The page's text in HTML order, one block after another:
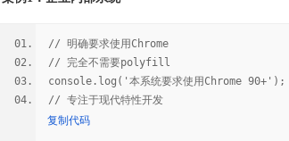
// 明确要求使用Chrome
// 完全不需要polyfill
console.log('本系统要求使用Chrome 90+');
// 专注于现代特性开发
复制代码